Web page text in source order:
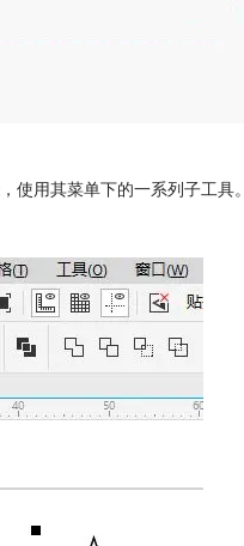
使用其菜单下的一系列子工具。